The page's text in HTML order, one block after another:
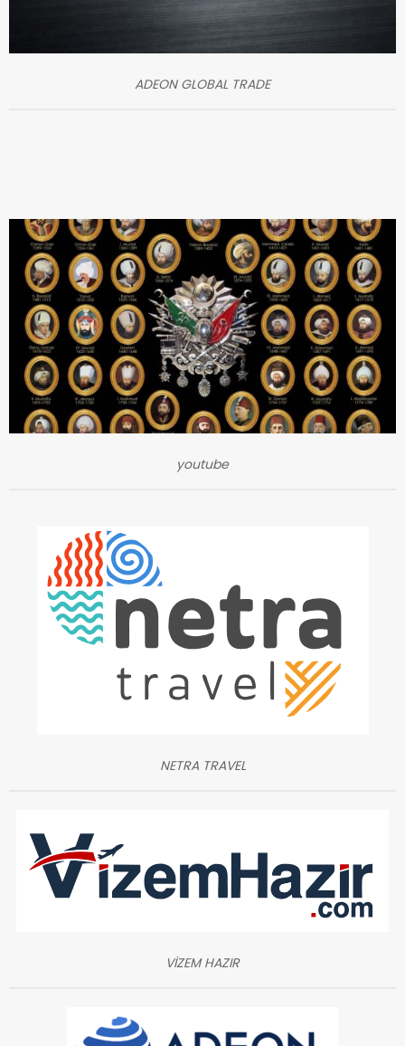
ADEON GLOBAL TRADE
youtube
NETRA TRAVEL
VİZEM HAZIR